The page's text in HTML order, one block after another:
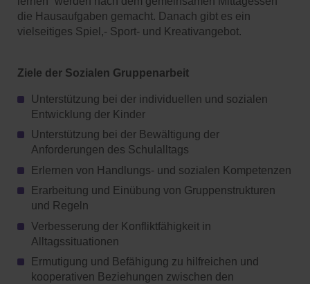
die Hausaufgaben gemacht. Danach gibt es ein
vielseitiges Spiel,- Sport- und Kreativangebot.
Ziele der Sozialen Gruppenarbeit
Unterstützung bei der individuellen und sozialen
Entwicklung der Kinder
Unterstützung bei der Bewältigung der
Anforderungen des Schulalltags
Erlernen von Handlungs- und sozialen Kompetenzen
Erarbeitung und Einübung von Gruppenstrukturen
und Regeln
Verbesserung der Konfliktfähigkeit in
Alltagssituationen
Ermutigung und Befähigung zu hilfreichen und
kooperativen Beziehungen zwischen den